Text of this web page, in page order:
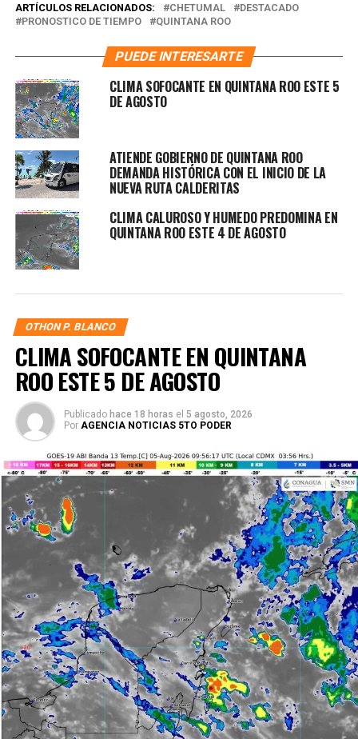
ARTÍCULOS RELACIONADOS: CHETUMAL
DESTACADO
PRONOSTICO DE TIEMPO
QUINTANA ROO
PUEDE INTERESARTE
CLIMA SOFOCANTE EN QUINTANA ROO ESTE 5
DE AGOSTO
ATIENDE GOBIERNO DE QUINTANA ROO
DEMANDA HISTÓRICA CON EL INICIO DE LA
NUEVA RUTA CALDERITAS
CLIMA CALUROSO Y HUMEDO PREDOMINA EN
QUINTANA ROO ESTE 4 DE AGOSTO
OTHON P. BLANCO
CLIMA SOFOCANTE EN QUINTANA
ROO ESTE 5 DE AGOSTO
Publicado hace 18 horas el 5 agosto, 2026
Por AGENCIA NOTICIAS 5TO PODER